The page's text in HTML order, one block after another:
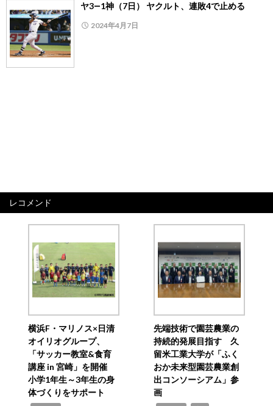
ヤ3―1神（7日） ヤクルト、連敗4で止める
2024年4月7日
レコメンド
横浜F・マリノス×日清
オイリオグループ、
「サッカー教室&食育
講座 in 宮崎」を開催
小学1年生～3年生の身
体づくりをサポート
先端技術で園芸農業の
持続的発展目指す 久
留米工業大学が「ふく
おか未来型園芸農業創
出コンソーシアム」参
画